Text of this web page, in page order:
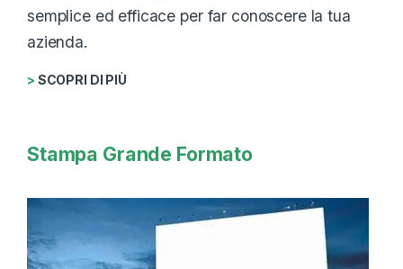
semplice ed efficace per far conoscere la tua
azienda.
> SCOPRI DI PIÙ
Stampa Grande Formato